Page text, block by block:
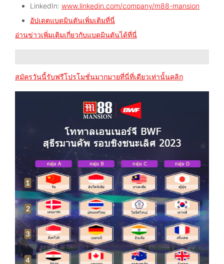
LinkedIn: www.linkedin.com/company/m88-mansion
อัปเดตแบดมินตันเพิ่มเติมที่นี่
อ่านข่าวเพิ่มเติมเกี่ยวกับแบดมินตันได้ที่นี่
สมัครวันนี้รับฟรีโปรโมชั่นมากมายที่นี่ที่เดียวเท่านั้นคลิก